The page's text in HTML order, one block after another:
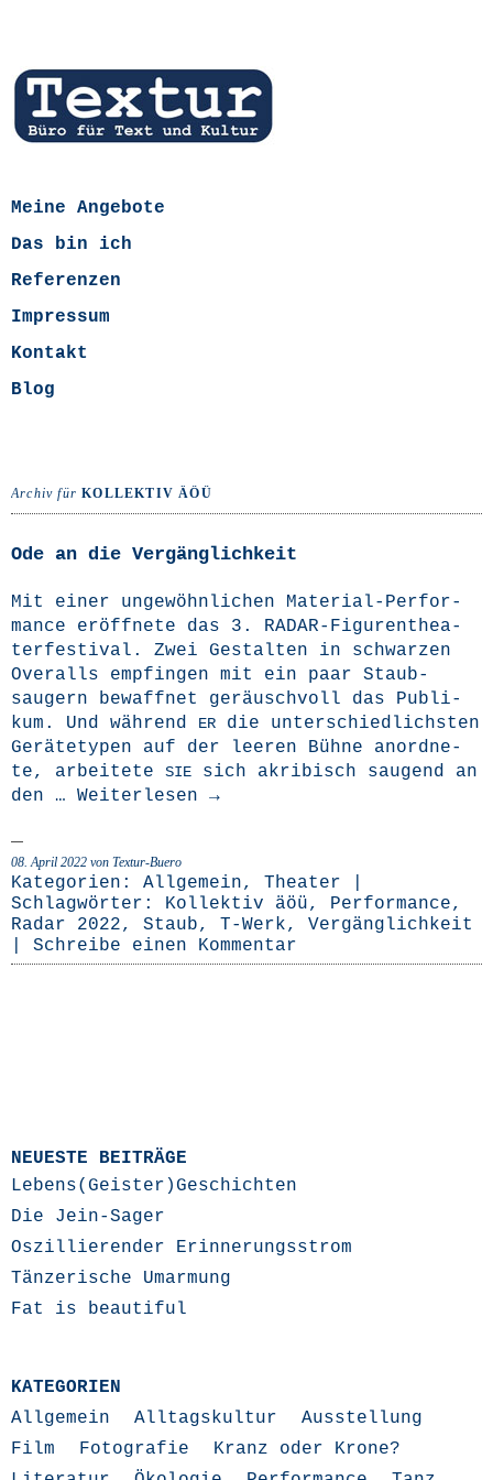
Meine Angebote
Das bin ich
Referenzen
Impressum
Kontakt
Blog
Archiv fürKOLLEKTIV ÄÖÜ
Ode an die Vergänglichkeit
Mit einer unge­wöhn­li­chen Mate­­ri­al-Per­­for­­
mance eröff­ne­te das 3. RADAR-Figu­­ren­­the­a­­
ter­­fes­­ti­­val. Zwei Gestal­ten in schwar­zen
Over­alls emp­fin­gen mit ein paar Staub­
saugern bewaff­net geräusch­voll das Publi­
kum. Und wäh­rend
ER die unter­schied­lichs­ten
Gerä­te­ty­pen auf der lee­ren Büh­ne anord­ne­
te, arbei­te­te SIE sich akri­bisch sau­gend an
den … Wei­ter­le­sen →
08. April 2022 von Textur-Buero
Kategorien: Allgemein, Theater
Schlagwörter: Kollektiv äöü, Performance,
Radar 2022, Staub, T-Werk, Vergänglichkeit
Schreibe einen Kommentar
NEUESTE BEITRÄGE
Lebens(Geister)Geschichten
Die Jein-Sager
Oszillierender Erinnerungsstrom
Tänzerische Umarmung
Fat is beautiful
KATEGORIEN
Allgemein
Alltagskultur
Ausstellung
Film
Fotografie
Kranz oder Krone?